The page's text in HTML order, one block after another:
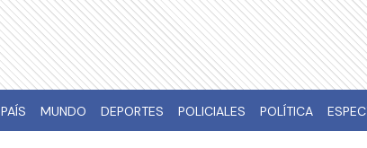
PAÍS MUNDO DEPORTES POLICIALES POLÍTICA